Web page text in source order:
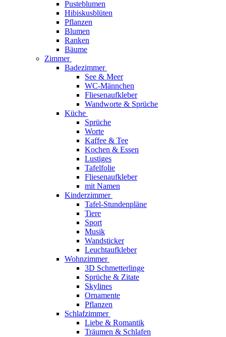
Pusteblumen
Hibiskusblüten
Pflanzen
Blumen
Ranken
Bäume
Zimmer
Badezimmer
See & Meer
WC-Männchen
Fliesenaufkleber
Wandworte & Sprüche
Küche
Sprüche
Worte
Kaffee & Tee
Kochen & Essen
Lustiges
Tafelfolie
Fliesenaufkleber
mit Namen
Kinderzimmer
Tafel-Stundenpläne
Tiere
Sport
Musik
Wandsticker
Leuchtaufkleber
Wohnzimmer
3D Schmetterlinge
Sprüche & Zitate
Skylines
Ornamente
Pflanzen
Schlafzimmer
Liebe & Romantik
Träumen & Schlafen